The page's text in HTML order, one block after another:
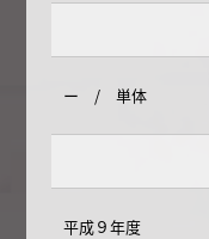
ー / 単体
平成９年度